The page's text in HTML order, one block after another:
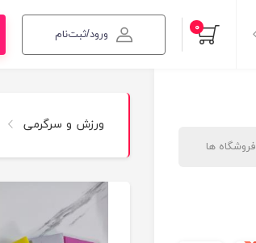
۰ ورود/ثبت‌نام
فروشگاه ها
ورزش و سرگرمی